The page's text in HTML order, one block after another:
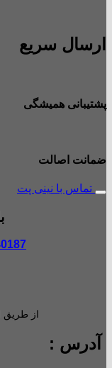
ارسال سریع
پشتیبانی همیشگی
ضمانت اصالت
تماس با نینی پت
از طریق
آدرس :